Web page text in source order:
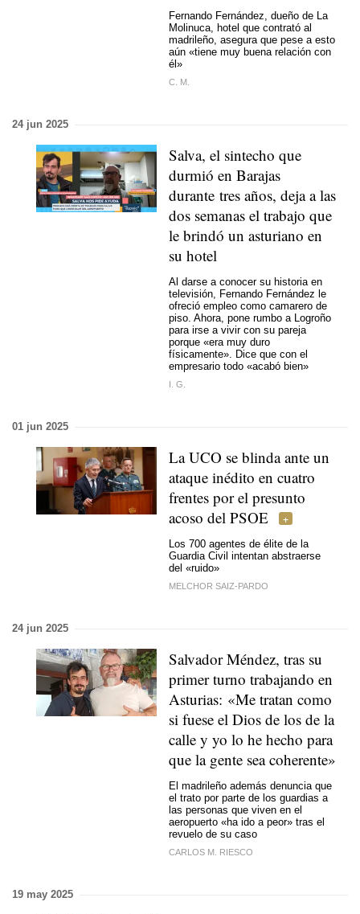
Fernando Fernández, dueño de La
Molinuca, hotel que contrató al
madrileño, asegura que pese a esto
aún «tiene muy buena relación con
él»
C. M.
24 jun 2025
Salva, el sintecho que
durmió en Barajas
durante tres años, deja a las
dos semanas el trabajo que
le brindó un asturiano en
su hotel
Al darse a conocer su historia en
televisión, Fernando Fernández le
ofreció empleo como camarero de
piso. Ahora, pone rumbo a Logroño
para irse a vivir con su pareja
porque «era muy duro
físicamente». Dice que con el
empresario todo «acabó bien»
I. G.
01 jun 2025
La UCO se blinda ante un
ataque inédito en cuatro
frentes por el presunto
acoso del PSOE
Los 700 agentes de élite de la
Guardia Civil intentan abstraerse
del «ruido»
MELCHOR SAIZ-PARDO
24 jun 2025
Salvador Méndez, tras su
primer turno trabajando en
Asturias: «Me tratan como
si fuese el Dios de los de la
calle y yo lo he hecho para
que la gente sea coherente»
El madrileño además denuncia que
el trato por parte de los guardias a
las personas que viven en el
aeropuerto «ha ido a peor» tras el
revuelo de su caso
CARLOS M. RIESCO
19 may 2025